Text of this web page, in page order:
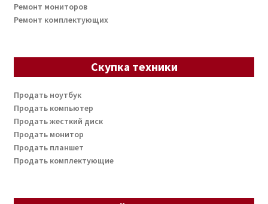
Ремонт мониторов
Ремонт комплектующих
Скупка техники
Продать ноутбук
Продать компьютер
Продать жесткий диск
Продать монитор
Продать планшет
Продать комплектующие